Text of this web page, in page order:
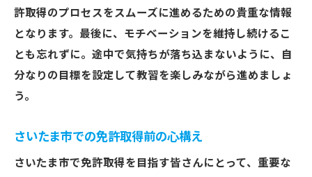
許取得のプロセスをスムーズに進めるための貴重な情報
となります。最後に、モチベーションを維持し続けるこ
とも忘れずに。途中で気持ちが落ち込まないように、自
分なりの目標を設定して教習を楽しみながら進めましょ
う。
さいたま市での免許取得前の心構え
さいたま市で免許取得を目指す皆さんにとって、重要な